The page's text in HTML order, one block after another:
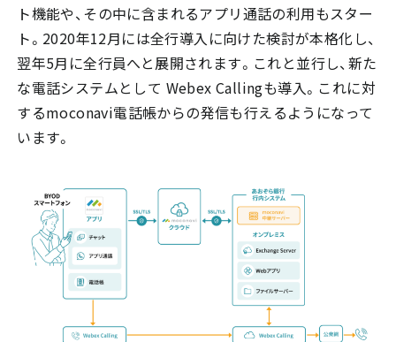
ト機能や、その中に含まれるアプリ通話の利用もスター
ト。2020年12月には全行導入に向けた検討が本格化し、
翌年5月に全行員へと展開されます。これと並行し、新た
な電話システムとして Webex Callingも導入。これに対
するmoconavi電話帳からの発信も行えるようになって
います。